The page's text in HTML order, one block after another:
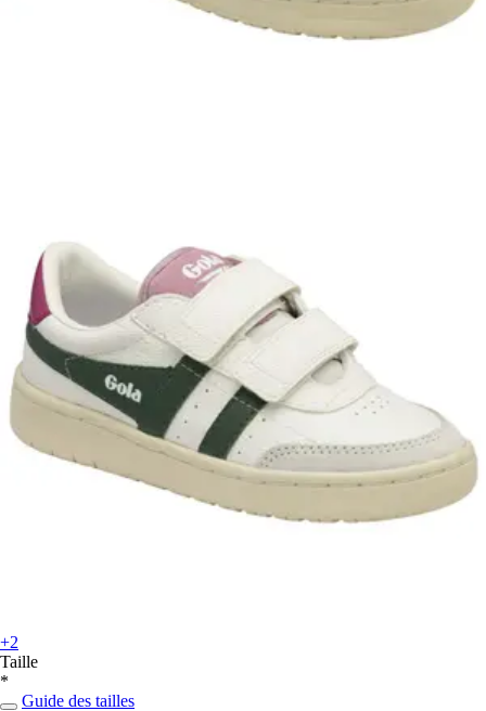
+2
Taille
*
Guide des tailles